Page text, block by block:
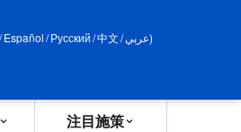
/Español/Русский/中文/عربي)
注目施策